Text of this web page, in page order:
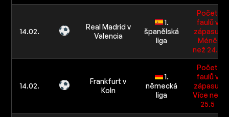
14.02.
Real Madrid v
Valencia
1.
španělská
liga
Počet
faulů v
zápasu:
Méně
než 24.5
14.02.
Frankfurt v
Koln
1.
německá
liga
Počet
faulů v
zápasu:
Více než
25.5